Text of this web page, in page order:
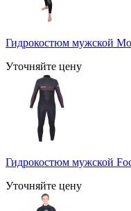
Гидрокостюм мужской
Уточняйте цену
Гидрокостюм мужской
Уточняйте цену